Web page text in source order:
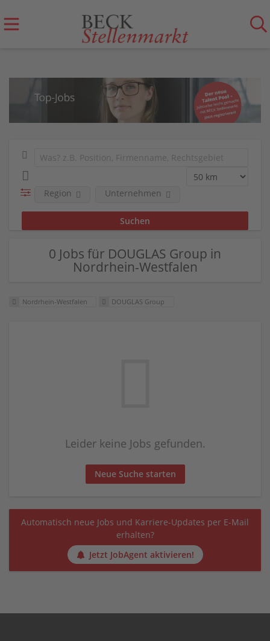
Region Unternehmen
0 Jobs für DOUGLAS Group in
Nordrhein-Westfalen
Nordrhein-Westfalen DOUGLAS Group
Leider keine Jobs gefunden.
Neue Suche starten
Automatisch neue Jobs und Karriere-Updates per E-Mail
erhalten?
Jetzt JobAgent aktivieren!